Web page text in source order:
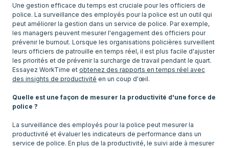
Une gestion efficace du temps est cruciale pour les officiers de
police. La surveillance des employés pour la police est un outil qui
peut améliorer la gestion dans un service de police. Par exemple,
les managers peuvent mesurer l'engagement des officiers pour
prévenir le burnout. Lorsque les organisations policières surveillent
leurs officiers de patrouille en temps réel, il est plus facile d'ajuster
les priorités et de prévenir la surcharge de travail pendant le quart.
Essayez WorkTime et obtenez des rapports en temps réel avec
des insights de productivité en un coup d'œil.
Quelle est une façon de mesurer la productivité d'une force de
police ?
La surveillance des employés pour la police peut mesurer la
productivité et évaluer les indicateurs de performance dans un
service de police. En plus de la productivité, le suivi aide à mesurer